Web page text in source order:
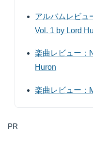
アルバムレビュ
Vol. 1 by Lord
楽曲レビュー：
Huron
楽曲レビュー：
PR